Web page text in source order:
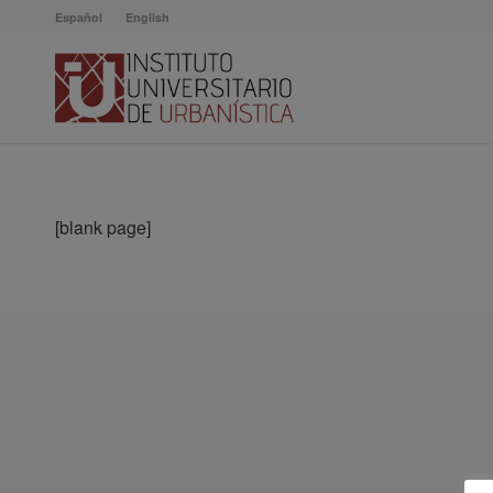
Español English
[blank page]